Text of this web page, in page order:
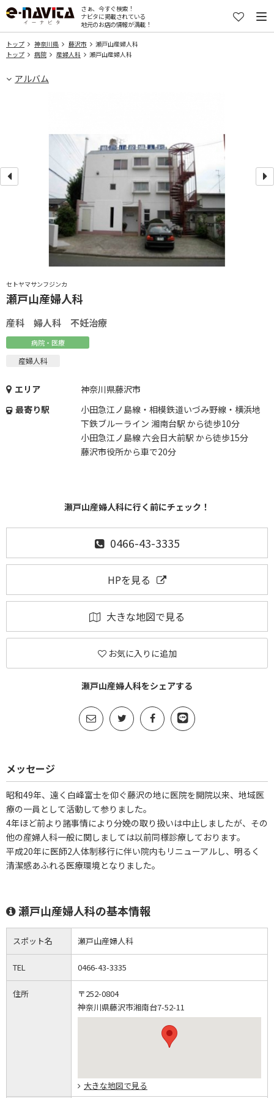
さぁ、今すぐ検索！
ナビタに掲載されている
地元のお店の情報が満載！
トップ 神奈川県 藤沢市
瀬戸山産婦人科
トップ
病院 産婦人科 瀬戸山産婦人科
アルバム
セトヤマサンフジンカ
瀬戸山産婦人科
産科 婦人科 不妊治療
病院・医療
産婦人科
エリア
神奈川県藤沢市
最寄り駅
小田急江ノ島線・相模鉄道いづみ野線・横浜地
下鉄ブルーライン 湘南台駅 から徒歩10分
小田急江ノ島線 六会日大前駅 から徒歩15分
藤沢市役所から車で20分
瀬戸山産婦人科に行く前にチェック！
0466-43-3335
HPを見る
大きな地図で見る
お気に入りに追加
瀬戸山産婦人科をシェアする
メッセージ
昭和49年、遠く白峰富士を仰ぐ藤沢の地に医院を開院以来、地域医
療の一員として活動して参りました。
4年ほど前より諸事情により分娩の取り扱いは中止しましたが、その
他の産婦人科一般に関しましては以前同様診療しております。
平成20年に医師2人体制移行に伴い院内もリニューアルし、明るく
清潔感あふれる医療環境となりました。
瀬戸山産婦人科の基本情報
スポット名 瀬戸山産婦人科
TEL 0466-43-3335
住所
〒252-0804
神奈川県藤沢市湘南台7-52-11
大きな地図で見る